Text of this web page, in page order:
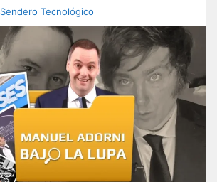
Sendero Tecnológico